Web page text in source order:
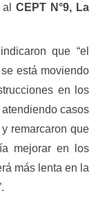
CEPT N°9, La
que “el
está moviendo
en los
atendiendo casos
remarcaron que
mejorar en los
más lenta en la